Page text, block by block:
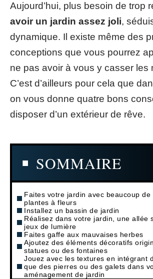
Aujourd’hui, plus besoin de trop
avoir un jardin assez joli,
dynamique. Il existe même des
conceptions que vous pourrez
ne pas avoir à vous y casser les
C’est d’ailleurs pour cela que
on vous donne quatre bons
disposer d’un extérieur de rêve.
SOMMAIRE
Faites votre jardin avec beaucoup de
plantes à fleurs
Installez un bassin de jardin
Réalisez dans votre jardin, une allée
jeux de lumière
Faites gaffe aux mauvaises herbes
Ajoutez des éléments décoratifs
statues ou des fontaines
Jouez avec les textures en intégrant
que des pierres ou des galets dans
aménagement de jardin